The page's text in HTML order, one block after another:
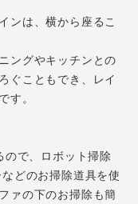
ンは、横から座るこ
ングやキッチンとの
ぐこともでき、レイ
す。
で、ロボット掃除
どのお掃除道具を使
ァの下のお掃除も簡